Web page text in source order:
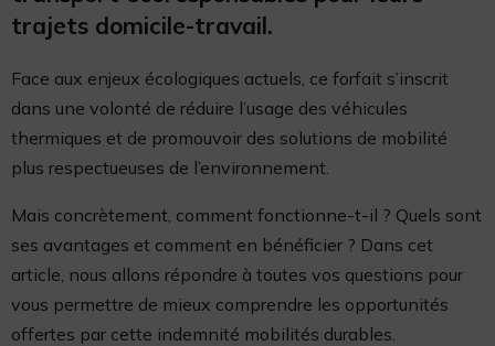
trajets domicile-travail.
Face aux enjeux écologiques actuels, ce forfait s’inscrit
dans une volonté de réduire l’usage des véhicules
thermiques et de promouvoir des solutions de mobilité
plus respectueuses de l’environnement.
Mais concrètement, comment fonctionne-t-il ? Quels sont
ses avantages et comment en bénéficier ? Dans cet
article, nous allons répondre à toutes vos questions pour
vous permettre de mieux comprendre les opportunités
offertes par cette indemnité mobilités durables.